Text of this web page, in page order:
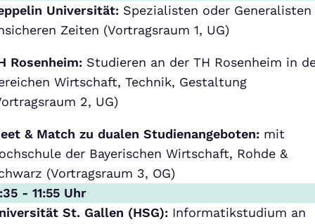
Universität: Spezialisten oder
Zeiten (Vortragsraum 1, UG)
Rosenheim: Studieren an der TH Rosenheim in
Wirtschaft, Technik, Gestaltung
2, UG)
& Match zu dualen Studienangeboten: mit
der Bayerischen Wirtschaft, Rohde &
(Vortragsraum 3, OG)
- 11:55 Uhr
St. Gallen (HSG): Informatikstudium an